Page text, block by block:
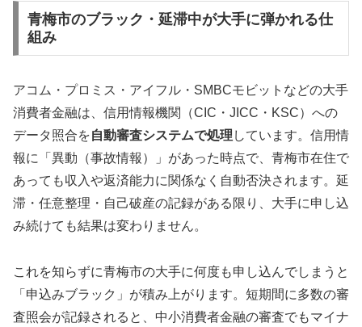
青梅市のブラック・延滞中が大手に弾かれる仕
組み
アコム・プロミス・アイフル・SMBCモビットなどの大手
消費者金融は、信用情報機関（CIC・JICC・KSC）への
データ照合を自動審査システムで処理 しています。信用情
報に「異動（事故情報）」があった時点で、青梅市在住で
あっても収入や返済能力に関係なく自動否決されます。延
滞・任意整理・自己破産の記録がある限り、大手に申し込
み続けても結果は変わりません。
これを知らずに青梅市の大手に何度も申し込んでしまうと
「申込みブラック」が積み上がります。短期間に多数の審
査照会が記録されると、中小消費者金融の審査でもマイナ